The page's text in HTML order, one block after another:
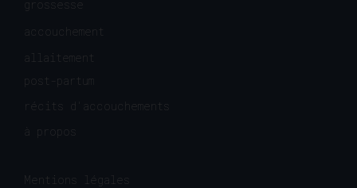
grossesse
accouchement
allaitement
post-partum
récits d'accouchements
à propos
Mentions légales